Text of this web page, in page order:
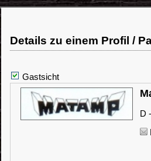
Details zu einem Profil /
Gastsicht
D